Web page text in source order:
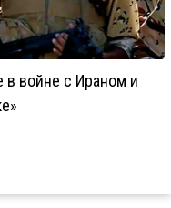
в войне с Ираном и